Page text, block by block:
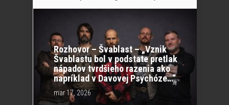
Rozhovor – Švablast – „Vznik
Švablastu bol v podstate pretlak
nápadov tvrdšieho razenia ako
napríklad v Davovej Psychóze…“
mar 17, 2026